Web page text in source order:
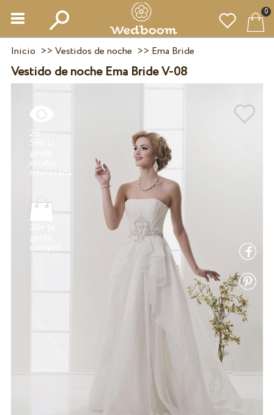
0
Inicio >> Vestidos de noche >> Ema Bride
Vestido de noche Ema Bride V-08
28
590 la
gente
estaba
30+ la
gente